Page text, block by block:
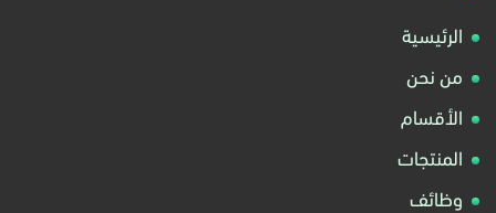
الرئيسية
من نحن
الأقسام
المنتجات
وظائف